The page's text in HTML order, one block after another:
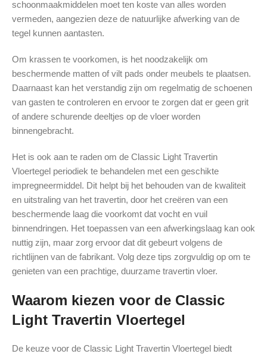
schoonmaakmiddelen moet ten koste van alles worden
vermeden, aangezien deze de natuurlijke afwerking van de
tegel kunnen aantasten.
Om krassen te voorkomen, is het noodzakelijk om
beschermende matten of vilt pads onder meubels te plaatsen.
Daarnaast kan het verstandig zijn om regelmatig de schoenen
van gasten te controleren en ervoor te zorgen dat er geen grit
of andere schurende deeltjes op de vloer worden
binnengebracht.
Het is ook aan te raden om de Classic Light Travertin
Vloertegel periodiek te behandelen met een geschikte
impregneermiddel. Dit helpt bij het behouden van de kwaliteit
en uitstraling van het travertin, door het creëren van een
beschermende laag die voorkomt dat vocht en vuil
binnendringen. Het toepassen van een afwerkingslaag kan ook
nuttig zijn, maar zorg ervoor dat dit gebeurt volgens de
richtlijnen van de fabrikant. Volg deze tips zorgvuldig op om te
genieten van een prachtige, duurzame travertin vloer.
Waarom kiezen voor de Classic
Light Travertin Vloertegel
De keuze voor de Classic Light Travertin Vloertegel biedt